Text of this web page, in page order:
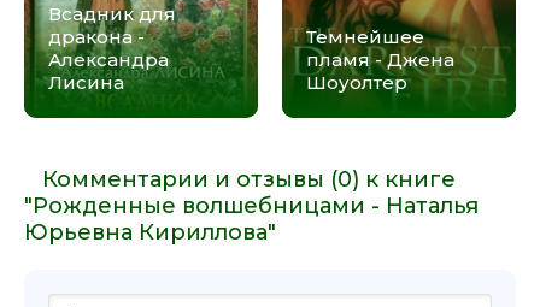
Всадник для
дракона -
Александра
Лисина
Темнейшее
пламя - Джена
Шоуолтер
Комментарии и отзывы (0) к книге
"Рожденные волшебницами - Наталья
Юрьевна Кириллова"